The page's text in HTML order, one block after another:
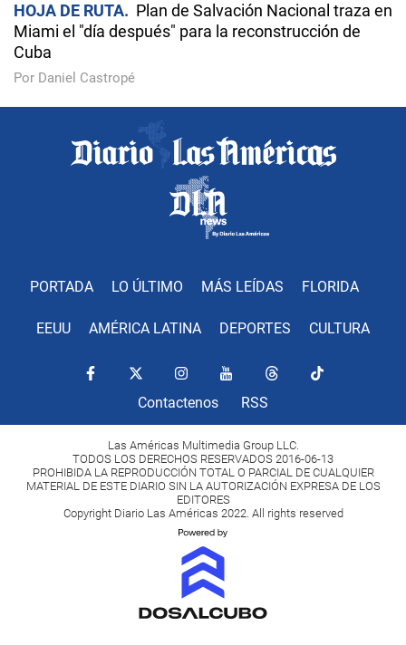
HOJA DE RUTA
Plan de Salvación Nacional traza en
Miami el "día después" para la reconstrucción de
Cuba
Por Daniel Castropé
PORTADA LO ÚLTIMO MÁS LEÍDAS FLORIDA
EEUU AMÉRICA LATINA DEPORTES CULTURA
Contactenos RSS
Las Américas Multimedia Group LLC.
TODOS LOS DERECHOS RESERVADOS 2016-06-13
PROHIBIDA LA REPRODUCCIÓN TOTAL O PARCIAL DE CUALQUIER
MATERIAL DE ESTE DIARIO SIN LA AUTORIZACIÓN EXPRESA DE LOS
EDITORES
Copyright Diario Las Américas 2022. All rights reserved